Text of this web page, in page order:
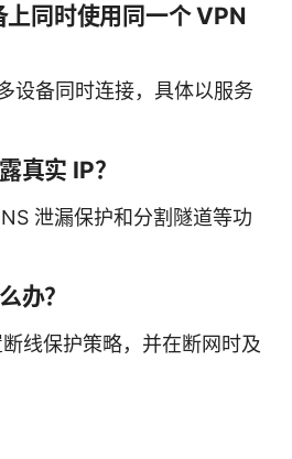
上同时使用同一个 VPN
设备同时连接，具体以服务
真实 IP？
泄漏保护和分割隧道等功
办？
线保护策略，并在断网时及